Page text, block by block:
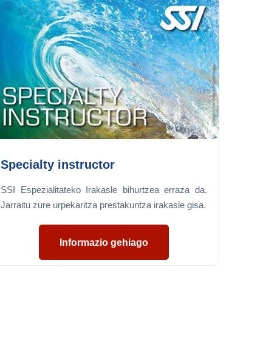
Specialty instructor
SSI Espezialitateko Irakasle bihurtzea erraza da.
Jarraitu zure urpekaritza prestakuntza irakasle gisa.
Informazio gehiago